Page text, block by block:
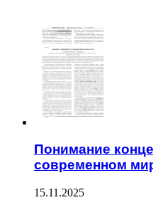
Понимание
современном
15.11.2025